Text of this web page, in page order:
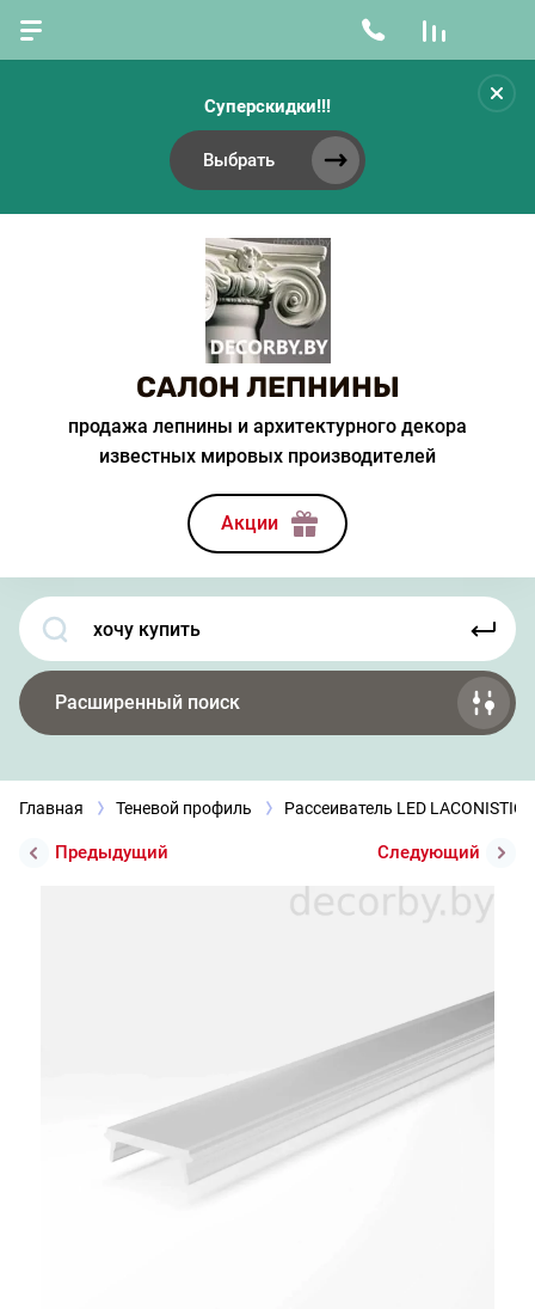
Суперскидки!!!
Выбрать
САЛОН ЛЕПНИНЫ
продажа лепнины и архитектурного декора
известных мировых производителей
Акции
Расширенный поиск
Главная Теневой профиль Рассеиватель LED
Предыдущий Следующий